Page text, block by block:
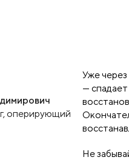
оперирующий
Уже
—
Не